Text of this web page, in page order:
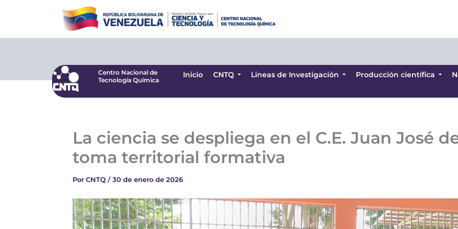
Tecnología Química
CNTQ
Centro Nacional de
Tecnología Química
Inicio CNTQ Lineas de Investigación Producción científica
La ciencia se despliega en el C.E. Juan José
toma territorial formativa
Por CNTQ /30 de enero de 2026